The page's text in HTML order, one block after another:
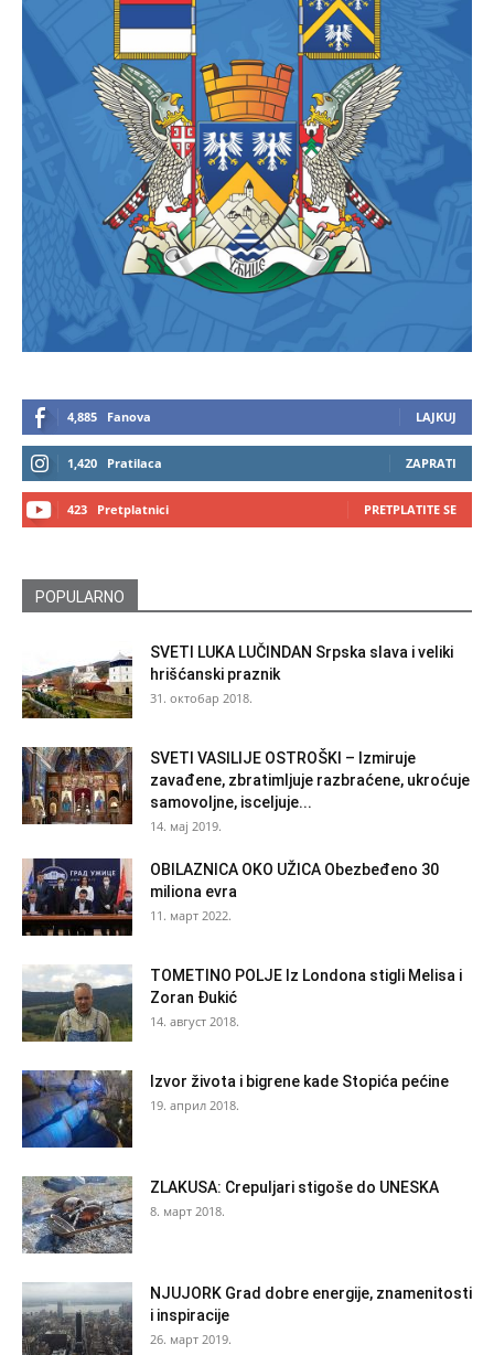
4,885 Fanova LAJKUJ
1,420 Pratilaca ZAPRATI
423 Pretplatnici PRETPLATITE SE
POPULARNO
SVETI LUKA LUČINDAN Srpska slava i veliki
hrišćanski praznik
31. октобар 2018.
SVETI VASILIJE OSTROŠKI – Izmiruje
zavađene, zbratimljuje razbraćene, ukroćuje
samovoljne, isceljuje...
14. мај 2019.
OBILAZNICA OKO UŽICA Obezbeđeno 30
miliona evra
11. март 2022.
TOMETINO POLJE Iz Londona stigli Melisa i
Zoran Đukić
14. август 2018.
Izvor života i bigrene kade Stopića pećine
19. април 2018.
ZLAKUSA: Crepuljari stigoše do UNESKA
8. март 2018.
NJUJORK Grad dobre energije, znamenitosti
i inspiracije
26. март 2019.